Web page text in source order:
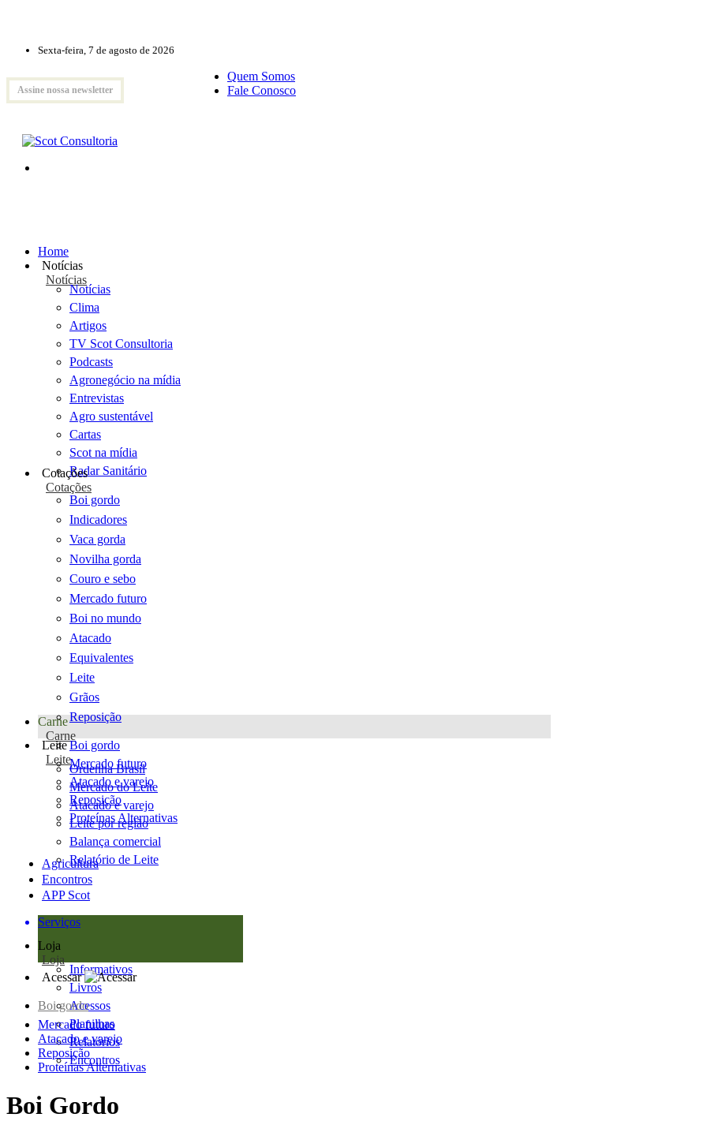
Sexta-feira, 7 de agosto de 2026
Assine nossa newsletter
Quem Somos
Fale Conosco
Home
Notícias
Notícias
Notícias
Clima
Artigos
TV Scot Consultoria
Podcasts
Agronegócio na mídia
Entrevistas
Agro sustentável
Cartas
Scot na mídia
Radar Sanitário
Cotações
Cotações
Boi gordo
Indicadores
Vaca gorda
Novilha gorda
Couro e sebo
Mercado futuro
Boi no mundo
Atacado
Equivalentes
Leite
Grãos
Reposição
Carne
Carne
Boi gordo
Mercado futuro
Atacado e varejo
Reposição
Proteínas Alternativas
Leite
Leite
Ordenha Brasil
Mercado do Leite
Atacado e varejo
Leite por região
Balança comercial
Relatório de Leite
Agricultura
Encontros
APP Scot
Serviços
Loja
Loja
Informativos
Livros
Acessos
Planilhas
Relatórios
Encontros
Acessar
Boi gordo
Mercado futuro
Atacado e varejo
Reposição
Proteínas Alternativas
Boi Gordo